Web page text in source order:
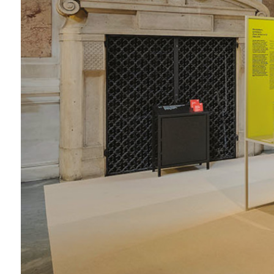
ZÍSKEJTE
ROČNÍ
ZA 1100 KČ